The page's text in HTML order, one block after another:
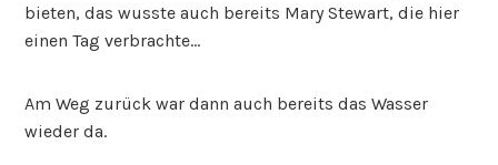
bieten, das wusste auch bereits Mary Stewart, die hier
einen Tag verbrachte…
Am Weg zurück war dann auch bereits das Wasser
wieder da.